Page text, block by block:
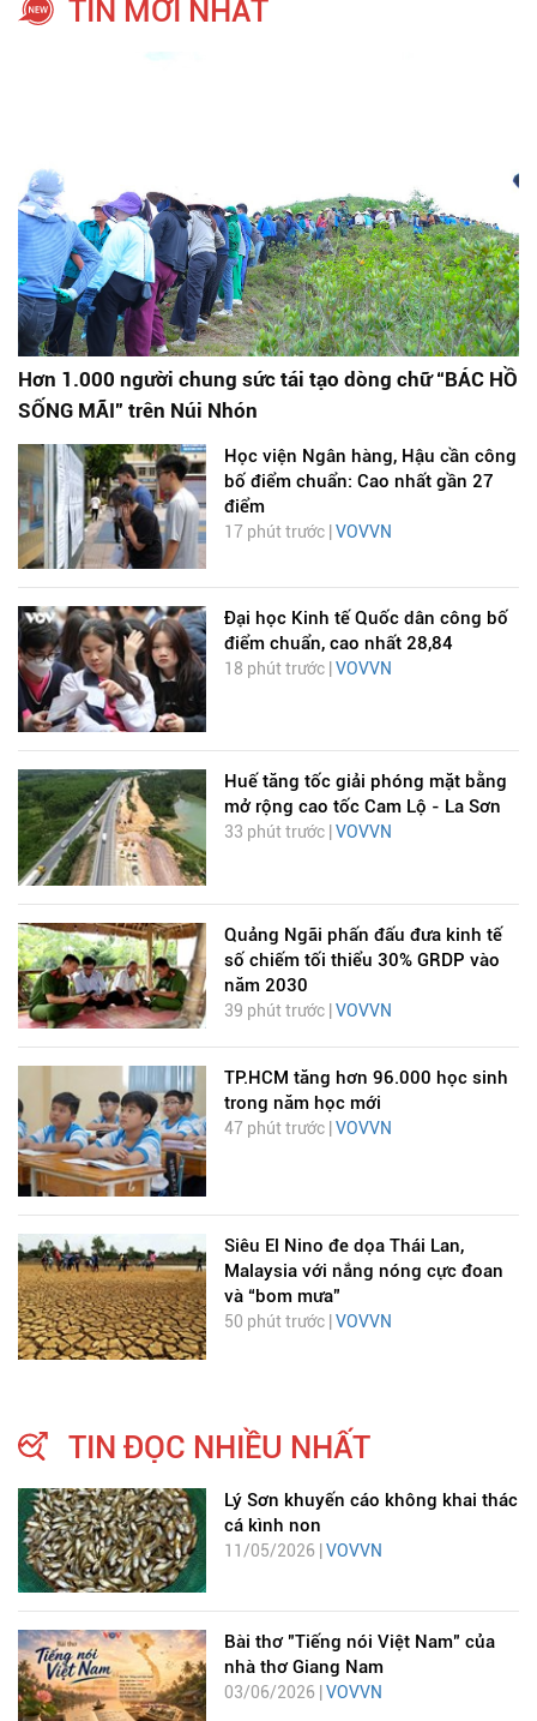
TIN MỚI NHẤT
Hơn 1.000 người chung sức tái tạo dòng chữ “BÁC HỒ
SỐNG MÃI” trên Núi Nhón
Học viện Ngân hàng, Hậu cần công
bố điểm chuẩn: Cao nhất gần 27
điểm
17 phút trước | VOVVN
Đại học Kinh tế Quốc dân công bố
điểm chuẩn, cao nhất 28,84
18 phút trước | VOVVN
Huế tăng tốc giải phóng mặt bằng
mở rộng cao tốc Cam Lộ - La Sơn
33 phút trước | VOVVN
Quảng Ngãi phấn đấu đưa kinh tế
số chiếm tối thiểu 30% GRDP vào
năm 2030
39 phút trước | VOVVN
TP.HCM tăng hơn 96.000 học sinh
trong năm học mới
47 phút trước | VOVVN
Siêu El Nino đe dọa Thái Lan,
Malaysia với nắng nóng cực đoan
và “bom mưa”
50 phút trước | VOVVN
TIN ĐỌC NHIỀU NHẤT
Lý Sơn khuyến cáo không khai thác
cá kình non
11/05/2026 | VOVVN
Bài thơ "Tiếng nói Việt Nam" của
nhà thơ Giang Nam
03/06/2026 | VOVVN